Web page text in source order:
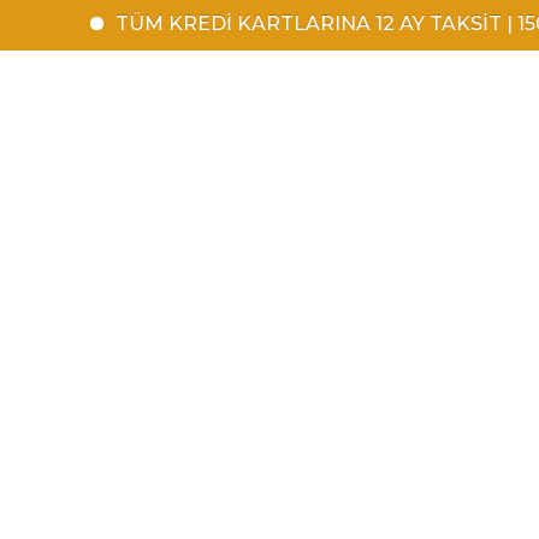
TÜM KREDİ KARTLARINA 12 AY TAKSİT | 1500 TL